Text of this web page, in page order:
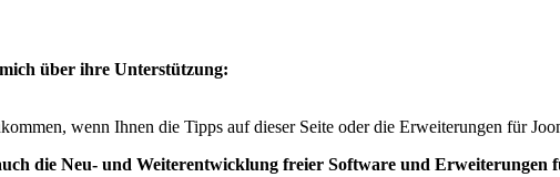
über ihre Unterstützung:
wenn Ihnen die Tipps auf dieser Seite oder die Erweiterungen für
die Neu- und Weiterentwicklung freier Software und Erweiterungen